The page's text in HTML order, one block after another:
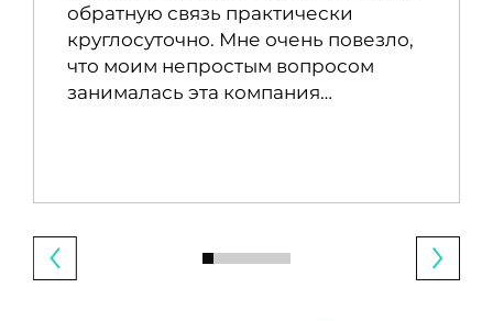
обратную связь практически
круглосуточно. Мне очень повезло,
что моим непростым вопросом
занималась эта компания…